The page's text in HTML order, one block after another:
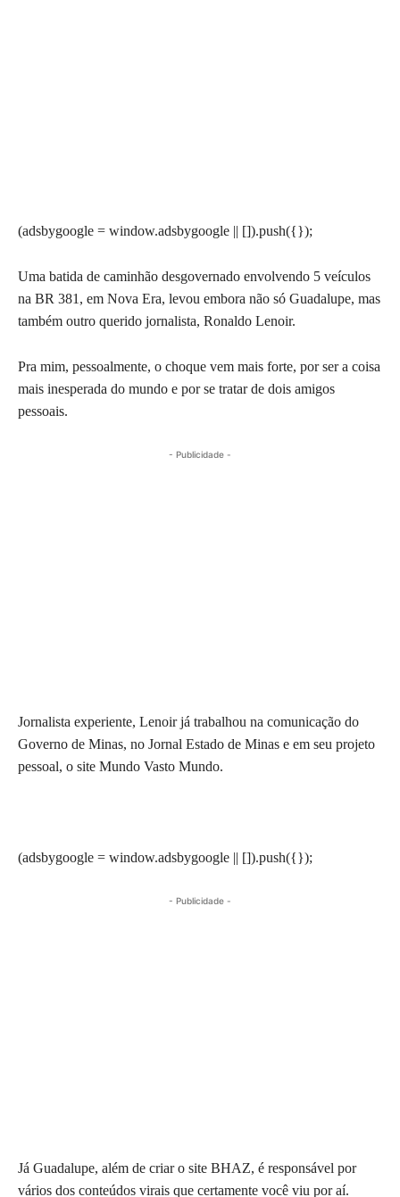
(adsbygoogle = window.adsbygoogle || []).push({});
Uma batida de caminhão desgovernado envolvendo 5 veículos
na BR 381, em Nova Era, levou embora não só Guadalupe, mas
também outro querido jornalista, Ronaldo Lenoir.
Pra mim, pessoalmente, o choque vem mais forte, por ser a coisa
mais inesperada do mundo e por se tratar de dois amigos
pessoais.
- Publicidade -
Jornalista experiente, Lenoir já trabalhou na comunicação do
Governo de Minas, no Jornal Estado de Minas e em seu projeto
pessoal, o site Mundo Vasto Mundo.
(adsbygoogle = window.adsbygoogle || []).push({});
- Publicidade -
Já Guadalupe, além de criar o site BHAZ, é responsável por
vários dos conteúdos virais que certamente você viu por aí.